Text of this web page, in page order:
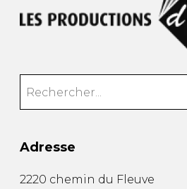
Adresse
2220 chemin du Fleuve